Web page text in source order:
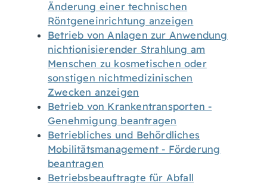
Änderung einer technischen
Röntgeneinrichtung anzeigen
Betrieb von Anlagen zur Anwendung
nichtionisierender Strahlung am
Menschen zu kosmetischen oder
sonstigen nichtmedizinischen
Zwecken anzeigen
Betrieb von Krankentransporten -
Genehmigung beantragen
Betriebliches und Behördliches
Mobilitätsmanagement - Förderung
beantragen
Betriebsbeauftragte für Abfall